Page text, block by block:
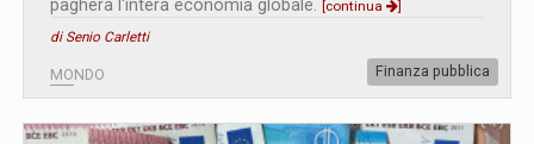
pagherà l'intera economia globale.
[continua
]
di Senio Carletti
MONDO Finanza pubblica